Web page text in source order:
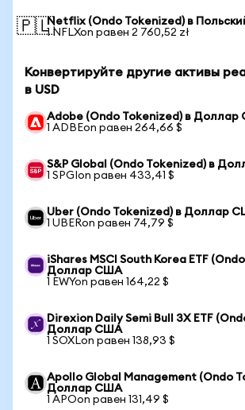
🇵🇱Netflix (Ondo Tokenized) в
1 NFLXon равен 2 760,52 zł
Конвертируйте другие активы
в USD
Adobe (Ondo Tokenized) в
1 ADBEon равен 264,66 $
S&P Global (Ondo Tokenized) в
1 SPGIon равен 433,41 $
Uber (Ondo Tokenized) в Доллар
1 UBERon равен 74,79 $
iShares MSCI South Korea ETF
Доллар США
1 EWYon равен 164,22 $
Direxion Daily Semi Bull 3X ETF
Доллар США
1 SOXLon равен 138,93 $
Apollo Global Management (Ondo
Доллар США
1 APOon равен 131,49 $